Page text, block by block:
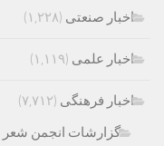
اخبار صنعتی (۱,۲۲۸)
اخبار علمی (۱,۱۱۹)
اخبار فرهنگی (۷,۷۱۲)
گزارشات انجمن شعر